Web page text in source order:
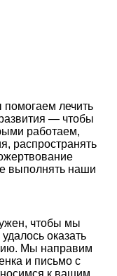
лечить
— чтобы
работаем,
распространять
выполнять наши
чтобы мы
оказать
Мы направим
и письмо с
к вашим